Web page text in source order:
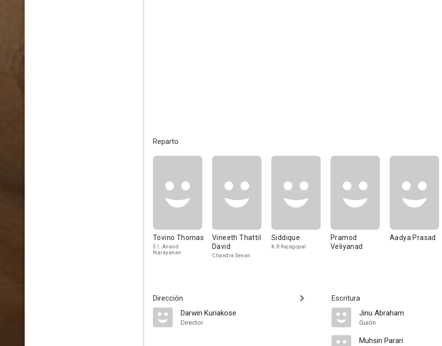
Reparto
Tovino Thomas
S.I. Anand
Narayanan
Vineeth Thattil
David
Chandra Senan
Siddique
K.R Rajagopal
Pramod
Veliyanad
Aadya Prasad
Dirección
Darwin Kuriakose
Director
Escritura
Jinu Abraham
Guión
Muhsin Parari